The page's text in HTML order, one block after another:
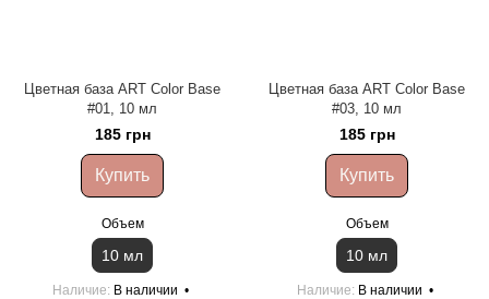
Цветная база ART Color Base
#01, 10 мл
185 грн
Купить
Объем
10 мл
Наличие В наличии
Цветная база ART Color Base
#03, 10 мл
185 грн
Купить
Объем
10 мл
Наличие В наличии